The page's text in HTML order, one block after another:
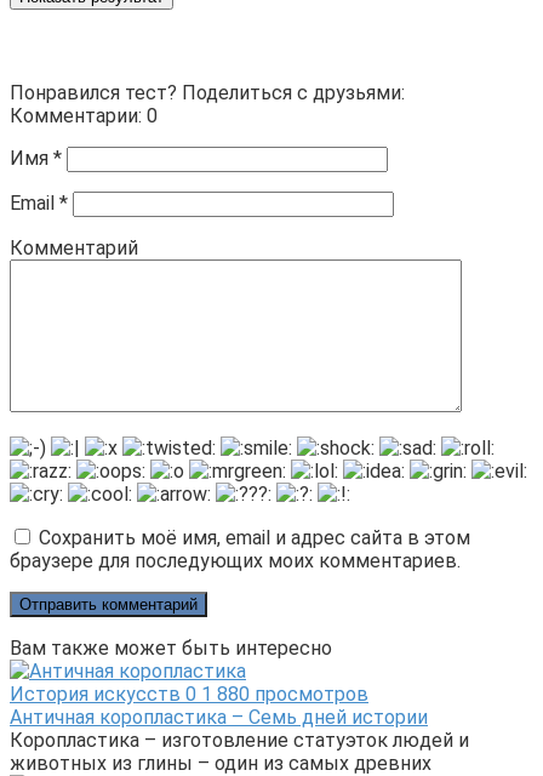
Понравился тест? Поделиться с друзьями:
Комментарии: 0
Имя *
Email *
Комментарий
Сохранить моё имя, email и адрес сайта в этом
браузере для последующих моих комментариев.
Вам также может быть интересно
История искусств 0 1 880 просмотров
Античная коропластика – Семь дней истории
Коропластика – изготовление статуэток людей и
животных из глины – один из самых древних